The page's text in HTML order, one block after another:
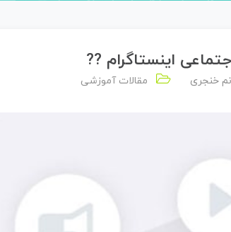
اینستاگرام ??
خنجری مقالات آموزشی